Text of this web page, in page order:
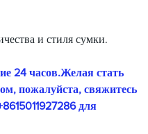
и стиля сумки.
24 часов.Желая стать
пожалуйста, свяжитесь
для